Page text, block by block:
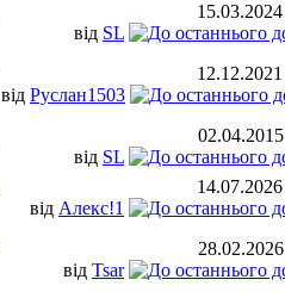
15.03.2024
від SL
12.12.2021
від Руслан1503
02.04.2015
від SL
14.07.2026
від Алекс!1
28.02.2026
від Tsar